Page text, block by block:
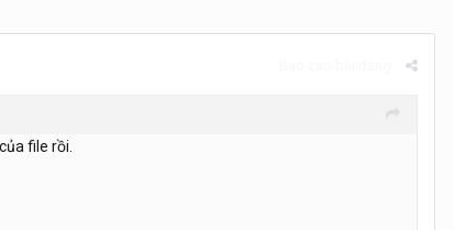
file rồi.